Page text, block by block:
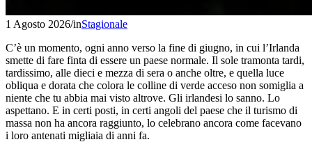
1 Agosto 2026/inStagionale
C’è un momento, ogni anno verso la fine di giugno, in cui l’Irlanda
smette di fare finta di essere un paese normale. Il sole tramonta tardi,
tardissimo, alle dieci e mezza di sera o anche oltre, e quella luce
obliqua e dorata che colora le colline di verde acceso non somiglia a
niente che tu abbia mai visto altrove. Gli irlandesi lo sanno. Lo
aspettano. E in certi posti, in certi angoli del paese che il turismo di
massa non ha ancora raggiunto, lo celebrano ancora come facevano
i loro antenati migliaia di anni fa.